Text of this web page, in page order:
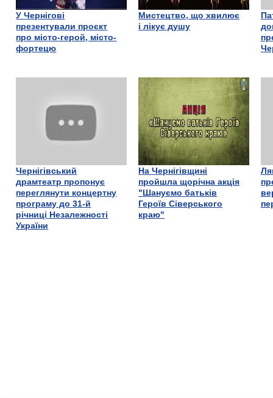
У Чернігові
презентували проєкт
про місто-герой, місто-
фортецю
Мистецтво, що хвилює
і лікує душу
Чернігівський
драмтеатр пропонує
переглянути концертну
програму до 31-й
річниці Незалежності
України
На Чернігівщині
пройшла щорічна акція
"Шануємо батьків
Героїв Сіверського
краю"